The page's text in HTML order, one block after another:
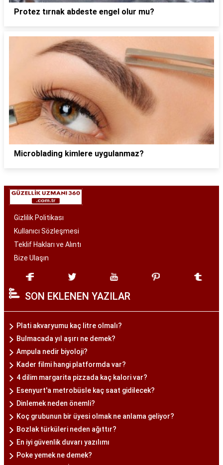
Protez tırnak abdeste engel olur mu?
Microblading kimlere uygulanmaz?
Gizlilik Politikası
Kullanıcı Sözleşmesi
Teklif Hakları ve Alıntı
Bize Ulaşın
SON EKLENEN YAZILAR
Plati akvaryumu kaç litre olmalı?
Bulmacada yıl aşırı ne demek?
Ampula nedir biyoloji?
Kader filmi hangi platformda var?
4 dilim margarita pizzada kaç kalori var?
Esenyurt'a metrobüsle kaç saat gidilecek?
Dinlemek neden önemli?
Koç grubunun bir üyesi olmak ne anlama geliyor?
Bozlak türküleri neden ağıttır?
En iyi güvenlik duvarı yazılımı
Poke yemek ne demek?